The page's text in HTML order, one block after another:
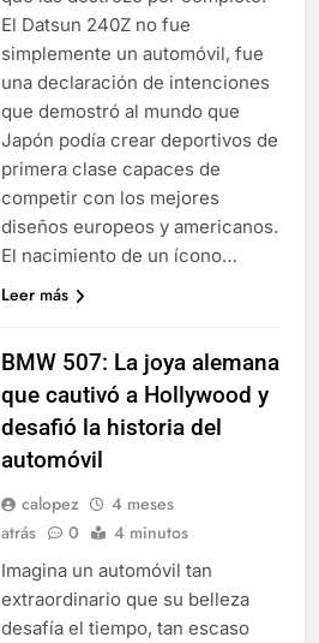
El Datsun 240Z no fue
simplemente un automóvil, fue
una declaración de intenciones
que demostró al mundo que
Japón podía crear deportivos de
primera clase capaces de
competir con los mejores
diseños europeos y americanos.
El nacimiento de un ícono…
Leer más
BMW 507: La joya alemana
que cautivó a Hollywood y
desafió la historia del
automóvil
calopez
4 meses
atrás
0 4 minutos
Imagina un automóvil tan
extraordinario que su belleza
desafía el tiempo, tan escaso